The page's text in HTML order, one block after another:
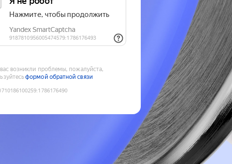
возникли проблемы, пожалуйста,
формой обратной связи
:1786176490